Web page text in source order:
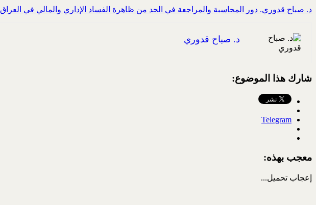
د. صباح قدوري. دور المحاسبة والمراجعة في الحد من ظاهرة الفساد الإداري والمالي في العراق‏
د. صباح قدوري
شارك هذا الموضوع:
Telegram
معجب بهذه:
إعجاب تحميل...